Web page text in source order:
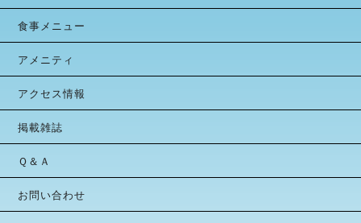
食事メニュー
アメニティ
アクセス情報
掲載雑誌
Ｑ＆Ａ
お問い合わせ